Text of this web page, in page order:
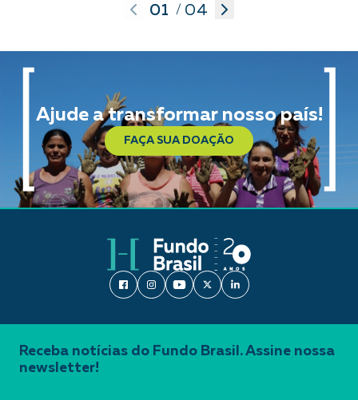
01 / 04
Ajude a transformar nosso país!
FAÇA SUA DOAÇÃO
Receba notícias do Fundo Brasil. Assine nossa
newsletter!